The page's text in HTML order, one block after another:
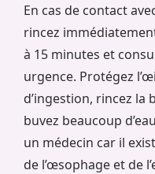
En cas de contact
rincez
à 15 minutes et
urgence. Protégez
d’ingestion, rincez la
buvez beaucoup
un médecin car il
de l’œsophage et de